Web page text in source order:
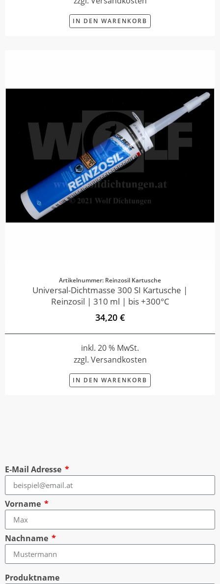
IN DEN WARENKORB
Artikelnummer: Reinzosil Kartusche
Universal-Dichtmasse 300 SI Kartusche |
Reinzosil | 310 ml | bis +300°C
34,20 €
inkl. 20 % MwSt.
zzgl. Versandkosten
IN DEN WARENKORB
E-Mail Adresse
Vorname
Nachname
Produktname